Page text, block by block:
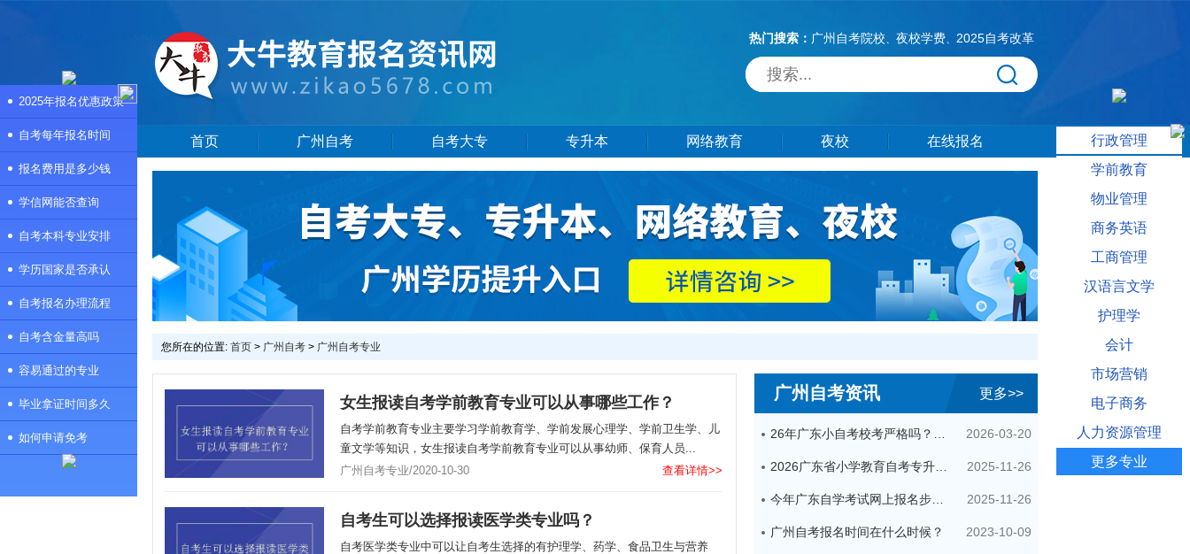
热门搜索： 广州自考院校、 夜校学费、 2025自考改革
首页 广州自考 自考大专 专升本 网络教育 夜校 在线报名
您所在的位置: 首页 > 广州自考 > 广州自考专业
广州自考资讯 更多>>
26年广东小自考校考严格吗？很简单吗？ 2026-03-20
2026广东省小学教育自考专升本考试科目（+指引） 2025-11-26
今年广东自学考试网上报名步骤（全） 2025-11-26
广州自考报名时间在什么时候？ 2023-10-09
女生报读自考学前教育专业可以从事哪些工作？
自考学前教育专业主要学习学前教育学、学前发展心理学、学前卫生学、儿
童文学等知识，女生报读自考学前教育专业可以从事幼师、保育人员...
广州自考专业/2020-10-30
查看详情>>
自考生可以选择报读医学类专业吗？
自考医学类专业中可以让自考生选择的有护理学、药学、食品卫生与营养
2025年报名优惠政策
自考每年报名时间
报名费用是多少钱
学信网能否查询
自考本科专业安排
学历国家是否承认
自考报名办理流程
自考含金量高吗
容易通过的专业
毕业拿证时间多久
如何申请免考
行政管理
学前教育
物业管理
商务英语
工商管理
汉语言文学
护理学
会计
市场营销
电子商务
人力资源管理
更多专业